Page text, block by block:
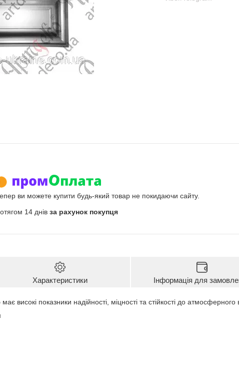
ви можете купити будь-який товар не покидаючи сайту.
14 днів за рахунок покупця
Характеристики Інформація для
високі показники надійності, міцності та стійкості до атмосферного